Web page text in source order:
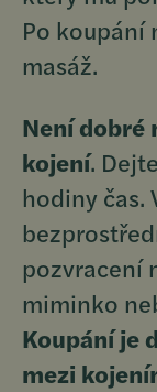
Po koupání
masáž.
Není dobré
kojení.
hodiny čas.
pozvracení
miminko
Koupání je
mezi